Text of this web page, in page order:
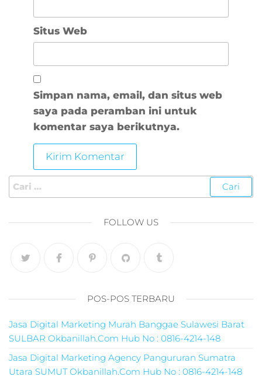
Situs Web
Simpan nama, email, dan situs web
saya pada peramban ini untuk
komentar saya berikutnya.
FOLLOW US
POS-POS TERBARU
Jasa Digital Marketing Murah Banggae Sulawesi Barat
SULBAR Okbanillah.Com Hub No : 0816-4214-148
Jasa Digital Marketing Agency Pangururan Sumatra
Utara SUMUT Okbanillah.Com Hub No : 0816-4214-148